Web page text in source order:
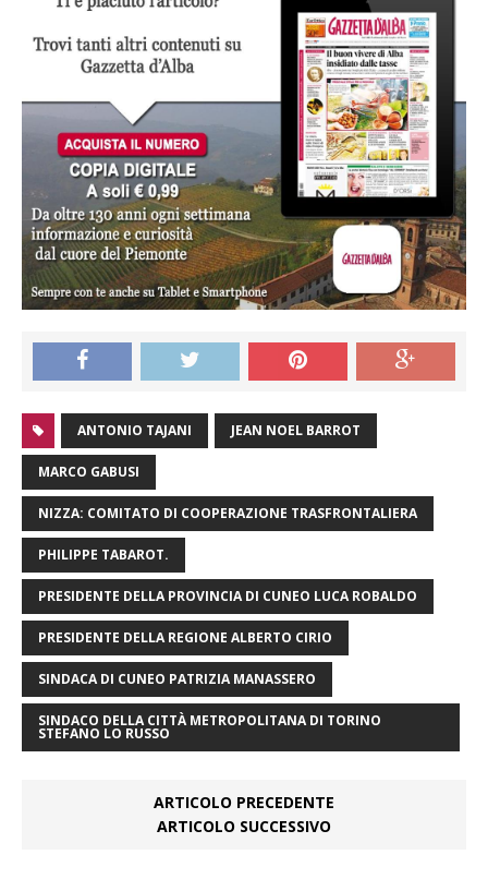
ANTONIO TAJANI JEAN NOEL BARROT
MARCO GABUSI
NIZZA: COMITATO DI COOPERAZIONE TRASFRONTALIERA
PHILIPPE TABAROT.
PRESIDENTE DELLA PROVINCIA DI CUNEO LUCA ROBALDO
PRESIDENTE DELLA REGIONE ALBERTO CIRIO
SINDACA DI CUNEO PATRIZIA MANASSERO
SINDACO DELLA CITTÀ METROPOLITANA DI TORINO
STEFANO LO RUSSO
ARTICOLO PRECEDENTE
ARTICOLO SUCCESSIVO